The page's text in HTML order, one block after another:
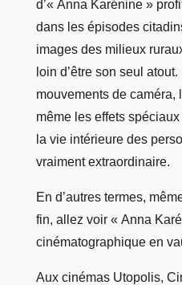
d’« Anna Karénine »
dans les épisodes
images des milieux
loin d’être son seul
mouvements de caméra,
même les effets
la vie intérieure des
vraiment extraordinaire.
En d’autres termes,
fin, allez voir « Anna
cinématographique en
Aux cinémas Utopolis,